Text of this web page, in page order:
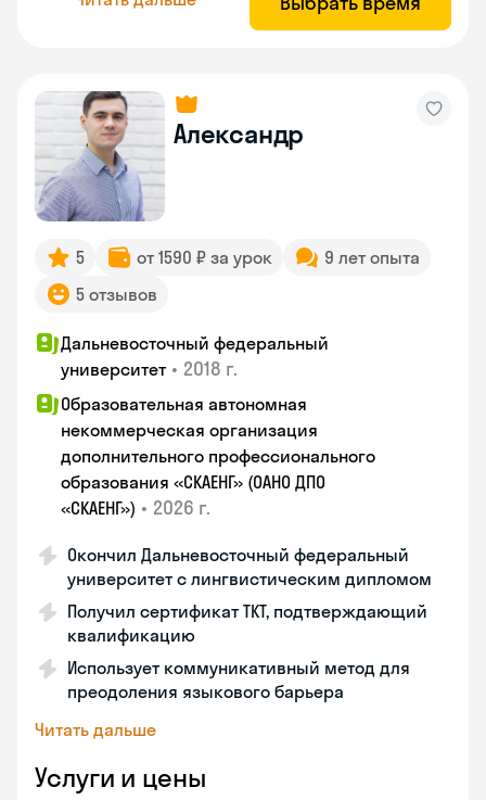
Александр
5 от 1590 ₽ за урок
9 лет опыта
5 отзывов
Дальневосточный федеральный
университет • 2018 г.
Образовательная автономная
некоммерческая организация
дополнительного профессионального
образования «СКАЕНГ» (ОАНО ДПО
«СКАЕНГ») • 2026 г.
Окончил Дальневосточный федеральный
университет с лингвистическим дипломом
Получил сертификат TKT, подтверждающий
квалификацию
Использует коммуникативный метод для
преодоления языкового барьера
Читать дальше
Услуги и цены